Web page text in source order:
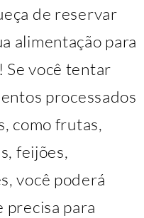
de reservar
alimentação para
Se você tentar
processados
como frutas,
feijões,
você poderá
para